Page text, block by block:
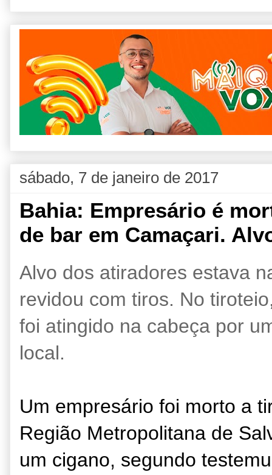
sábado, 7 de janeiro de 2017
Bahia: Empresário é
de bar em Camaçari.
Alvo dos atiradores estava
revidou com tiros. No
foi atingido na cabeça por
local.
Um empresário foi morto a
Região Metropolitana de
um cigano, segundo